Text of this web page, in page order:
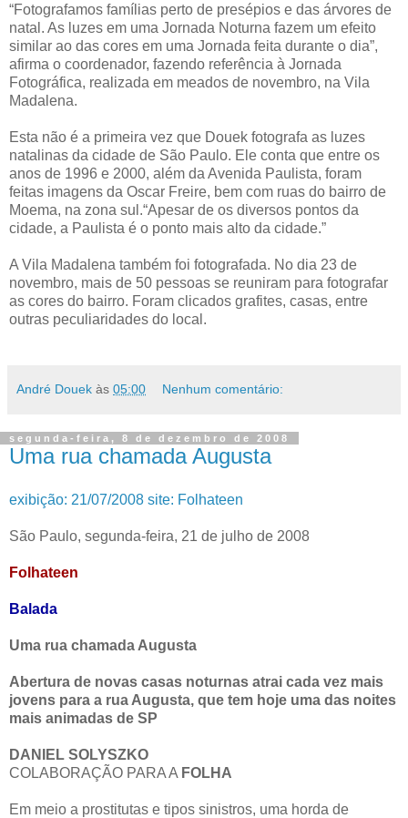
“Fotografamos famílias perto de presépios e das árvores de
natal. As luzes em uma Jornada Noturna fazem um efeito
similar ao das cores em uma Jornada feita durante o dia”,
afirma o coordenador, fazendo referência à Jornada
Fotográfica, realizada em meados de novembro, na Vila
Madalena.
Esta não é a primeira vez que Douek fotografa as luzes
natalinas da cidade de São Paulo. Ele conta que entre os
anos de 1996 e 2000, além da Avenida Paulista, foram
feitas imagens da Oscar Freire, bem com ruas do bairro de
Moema, na zona sul.“Apesar de os diversos pontos da
cidade, a Paulista é o ponto mais alto da cidade.”
A Vila Madalena também foi fotografada. No dia 23 de
novembro, mais de 50 pessoas se reuniram para fotografar
as cores do bairro. Foram clicados grafites, casas, entre
outras peculiaridades do local.
André Douek às 05:00 Nenhum comentário:
segunda-feira, 8 de dezembro de 2008
Uma rua chamada Augusta
exibição: 21/07/2008 site: Folhateen
São Paulo, segunda-feira, 21 de julho de 2008
Folhateen
Balada
Uma rua chamada Augusta
Abertura de novas casas noturnas atrai cada vez mais
jovens para a rua Augusta, que tem hoje uma das noites
mais animadas de SP
DANIEL SOLYSZKO
COLABORAÇÃO PARA A FOLHA
Em meio a prostitutas e tipos sinistros, uma horda de